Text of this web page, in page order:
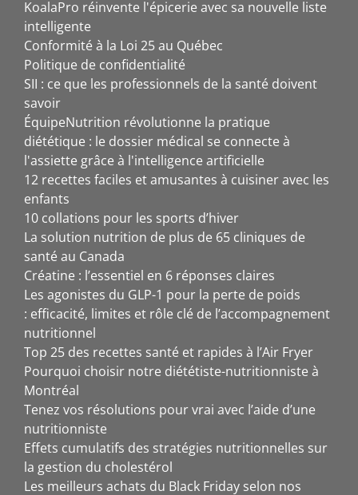
KoalaPro réinvente l'épicerie avec sa nouvelle liste
intelligente
Conformité à la Loi 25 au Québec
Politique de confidentialité
SII : ce que les professionnels de la santé doivent
savoir
ÉquipeNutrition révolutionne la pratique
diététique : le dossier médical se connecte à
l'assiette grâce à l'intelligence artificielle
12 recettes faciles et amusantes à cuisiner avec les
enfants
10 collations pour les sports d’hiver
La solution nutrition de plus de 65 cliniques de
santé au Canada
Créatine : l’essentiel en 6 réponses claires
Les agonistes du GLP-1 pour la perte de poids
: efficacité, limites et rôle clé de l’accompagnement
nutritionnel
Top 25 des recettes santé et rapides à l’Air Fryer
Pourquoi choisir notre diététiste-nutritionniste à
Montréal
Tenez vos résolutions pour vrai avec l’aide d’une
nutritionniste
Effets cumulatifs des stratégies nutritionnelles sur
la gestion du cholestérol
Les meilleurs achats du Black Friday selon nos